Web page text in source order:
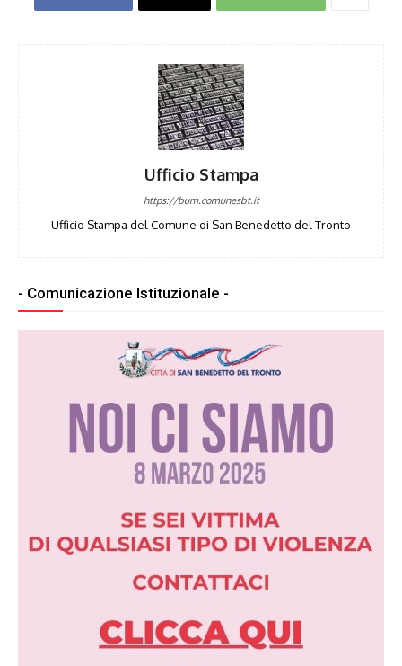
Ufficio Stampa
https://bum.comunesbt.it
Ufficio Stampa del Comune di San Benedetto del Tronto
- Comunicazione Istituzionale -